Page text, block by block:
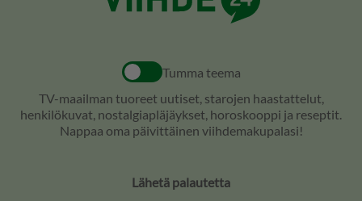
Tumma teema
TV-maailman tuoreet uutiset, starojen haastattelut,
henkilökuvat, nostalgiapläjäykset, horoskooppi ja reseptit.
Nappaa oma päivittäinen viihdemakupalasi!
Lähetä palautetta